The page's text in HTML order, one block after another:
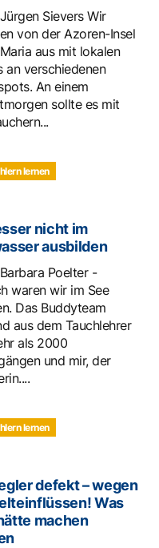
Sievers Wir
von der Azoren-Insel
aus mit lokalen
an verschiedenen
An einem
sollte es mit
lernen
nicht im
ausbilden
Poelter -
waren wir im See
Das Buddyteam
aus dem Tauchlehrer
als 2000
und mir, der
lernen
defekt – wegen
Was
machen